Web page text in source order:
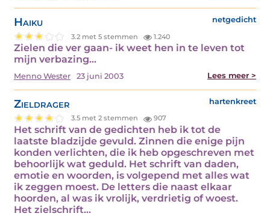
Haiku netgedicht
3.2 met 5 stemmen 1.240
Zielen die ver gaan- ik weet hen in te leven tot
mijn verbazing…
Menno Wester 23 juni 2003 Lees meer >
Zieldrager hartenkreet
3.5 met 2 stemmen 907
Het schrift van de gedichten heb ik tot de
laatste bladzijde gevuld. Zinnen die enige pijn
konden verlichten, die ik heb opgeschreven met
behoorlijk wat geduld. Het schrift van daden,
emotie en woorden, is volgepend met alles wat
ik zeggen moest. De letters die naast elkaar
hoorden, al was ik vrolijk, verdrietig of woest.
Het zielschrift…